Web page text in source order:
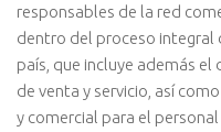
responsables de la red
dentro del proceso integral
país, que incluye además
de venta y servicio, así
y comercial para el